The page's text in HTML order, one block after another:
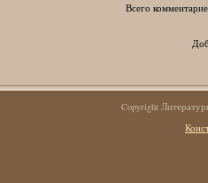
Всего
Copyright